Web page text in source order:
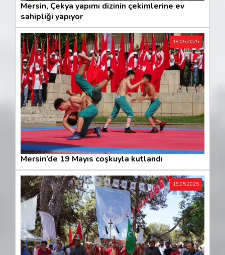
Mersin, Çekya yapımı dizinin çekimlerine ev
sahipliği yapıyor
19.05.2025
Mersin’de 19 Mayıs coşkuyla kutlandı
19.05.2025